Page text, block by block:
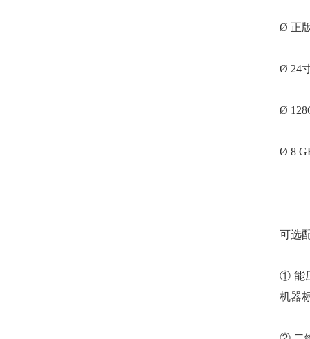
Ø 正
Ø 24
Ø
Ø 8
可选
① 能
机器